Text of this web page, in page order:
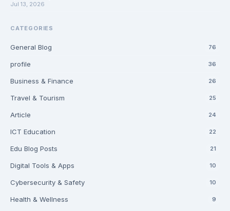
Jul 13, 2026
CATEGORIES
General Blog 76
profile 36
Business & Finance 26
Travel & Tourism 25
Article 24
ICT Education 22
Edu Blog Posts 21
Digital Tools & Apps 10
Cybersecurity & Safety 10
Health & Wellness 9